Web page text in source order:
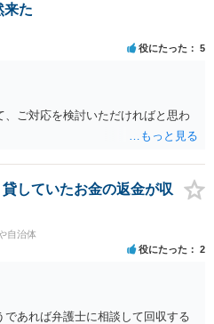
来た
役にたった 5
、ご対応を検討いただければと思わ
していたお金の返金が収
自治体
役にたった 2
あれば弁護士に相談して回収する